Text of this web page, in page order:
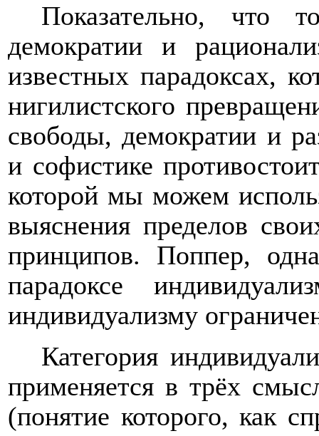
Показательно, что
демократии и
известных парадоксах,
нигилистского
свободы, демократии и
и софистике
которой мы можем
выяснения пределов
принципов. Поппер,
парадоксе
индивидуализму
Категория
применяется в трёх
(понятие которого, как